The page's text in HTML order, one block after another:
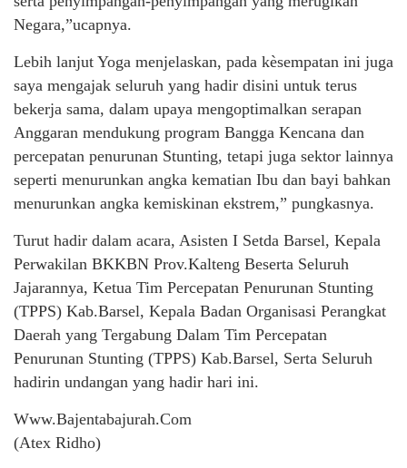
Negara,”ucapnya.
Lebih lanjut Yoga menjelaskan, pada kèsempatan ini juga
saya mengajak seluruh yang hadir disini untuk terus
bekerja sama, dalam upaya mengoptimalkan serapan
Anggaran mendukung program Bangga Kencana dan
percepatan penurunan Stunting, tetapi juga sektor lainnya
seperti menurunkan angka kematian Ibu dan bayi bahkan
menurunkan angka kemiskinan ekstrem,” pungkasnya.
Turut hadir dalam acara, Asisten I Setda Barsel, Kepala
Perwakilan BKKBN Prov.Kalteng Beserta Seluruh
Jajarannya, Ketua Tim Percepatan Penurunan Stunting
(TPPS) Kab.Barsel, Kepala Badan Organisasi Perangkat
Daerah yang Tergabung Dalam Tim Percepatan
Penurunan Stunting (TPPS) Kab.Barsel, Serta Seluruh
hadirin undangan yang hadir hari ini.
Www.Bajentabajurah.Com
(Atex Ridho)